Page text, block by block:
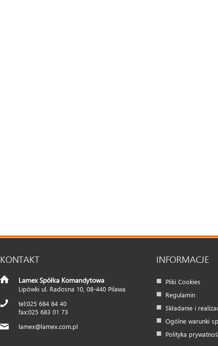
KONTAKT
Lamex Spółka Komandytowa
Lipówki ul. Radosna 10 08-440 Pilawa
025 684 84 40
025 683 01 73
lamex@lamex.com.pl
INFORMACJE
Pliki Cookies
Regulamin
Składanie i
Ogólne warunki
Polityka